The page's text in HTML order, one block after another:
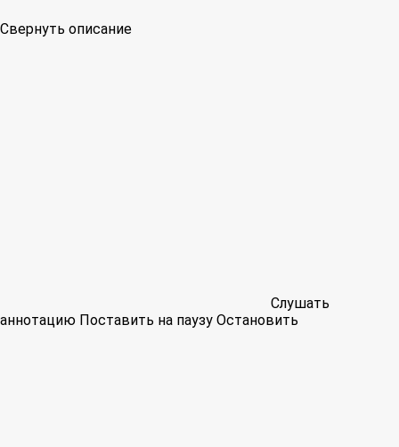
Свернуть описание
Слушать
аннотацию Поставить на паузу Остановить